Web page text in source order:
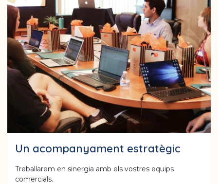
Un acompanyament estratègic
Treballarem en sinergia amb els vostres equips
comercials.